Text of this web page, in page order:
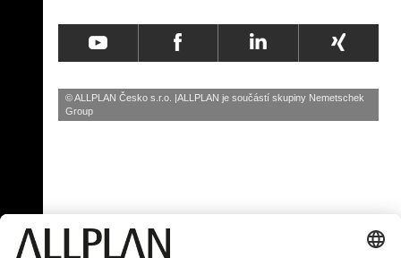
© ALLPLAN Česko s.r.o. ALLPLAN je součástí skupiny Nemetschek
Group